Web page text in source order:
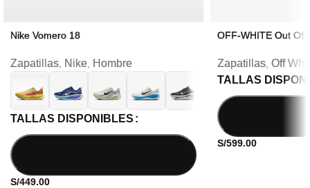
Nike Vomero 18
Zapatillas Nike Hombre
TALLAS DISPONIBLES
S/449.00
OFF-WHITE Out Of
Zapatillas, Off
TALLAS
S/599.00